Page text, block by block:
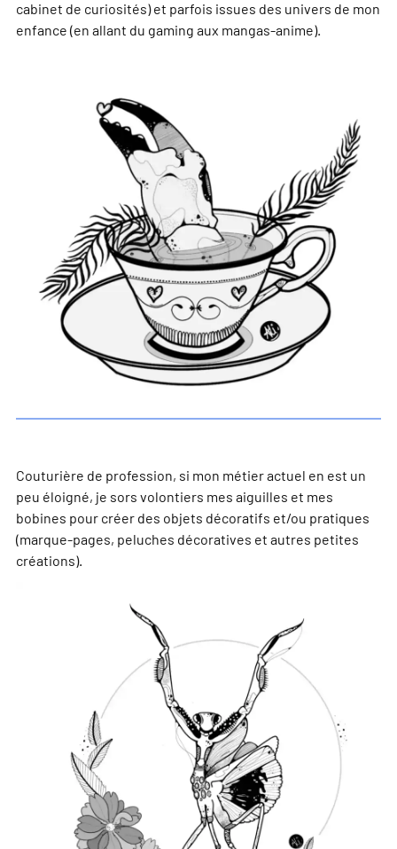
cabinet de curiosités) et parfois issues des univers de mon
enfance (en allant du gaming aux mangas-anime).
Couturière de profession, si mon métier actuel en est un
peu éloigné, je sors volontiers mes aiguilles et mes
bobines pour créer des objets décoratifs et/ou pratiques
(marque-pages, peluches décoratives et autres petites
créations).